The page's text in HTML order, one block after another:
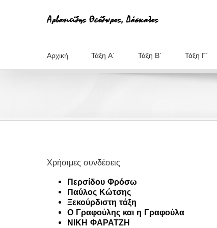
Αρχική Τάξη Α΄ Τάξη Β΄ Τάξη Γ΄
Χρήσιμες συνδέσεις
Περσίδου Φρόσω
Παύλος Κώτσης
Ξεκούρδιστη τάξη
Ο Γραφούλης και η Γραφούλα
ΝΙΚΗ ΦΑΡΑΤΖΗ